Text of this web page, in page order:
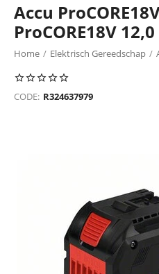
Accu
ProCORE18V
Home / Elektrisch Gereedschap /
Accu en lader Bosch
CODE: R324637979